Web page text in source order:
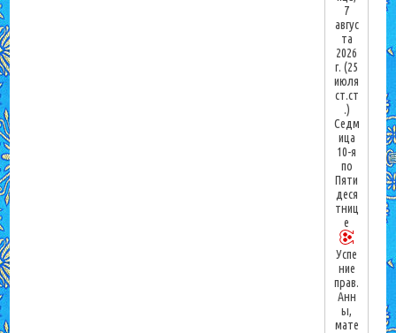
7
авгус
та
2026
г.(25
июля
ст.ст
.)
Седм
ица
10-я
по
Пяти
деся
тниц
е
Успе
ние
прав.
Анн
ы,
мате